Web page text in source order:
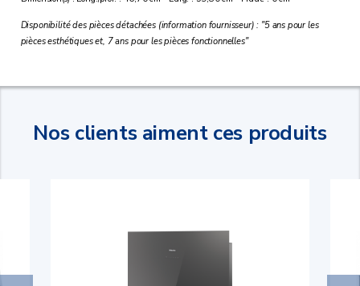
Disponibilité des pièces détachées (information fournisseur) : "5 ans pour les
pièces esthétiques et, 7 ans pour les pièces fonctionnelles"
Nos clients aiment ces produits